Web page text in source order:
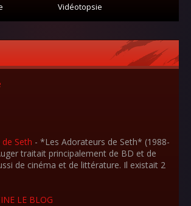
Vidéotopsie
Seth - *Les Adorateurs de Seth* (1988-
traitait principalement de BD et de
de cinéma et de littérature. Il existait 2
LE BLOG